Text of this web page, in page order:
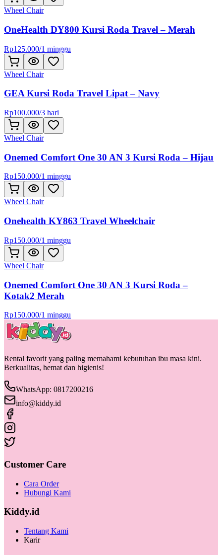
Wheel Chair
OneHealth DY800 Kursi Roda Travel – Merah
Rp125.000/1 minggu
Wheel Chair
GEA Kursi Roda Travel Lipat – Navy
Rp100.000/3 hari
Wheel Chair
Onemed Comfort One 30 AN 3 Kursi Roda – Hijau
Rp150.000/1 minggu
Wheel Chair
Onehealth KY863 Travel Wheelchair
Rp150.000/1 minggu
Wheel Chair
Onemed Comfort One 30 AN 3 Kursi Roda –
Kotak2 Merah
Rp150.000/1 minggu
Rental favorit yang paling memahami kebutuhan ibu masa kini.
Berkualitas, hemat dan higienis!
WhatsApp: 0817200216
info@kiddy.id
Customer Care
Cara Order
Hubungi Kami
Kiddy.id
Tentang Kami
Karir